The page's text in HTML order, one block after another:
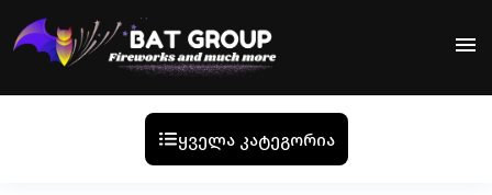
menu
ყველა კატეგორია